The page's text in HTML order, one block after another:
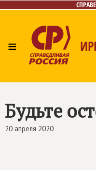
≡
Будьте
20 апреля 2020